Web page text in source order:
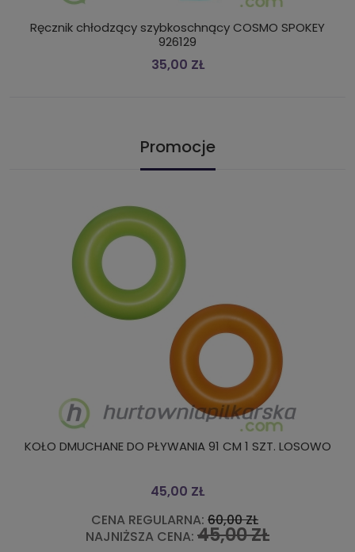
Ręcznik chłodzący szybkoschnący COSMO SPOKEY
926129
35,00 ZŁ
Promocje
KOŁO DMUCHANE DO PŁYWANIA 91 CM 1 SZT. LOSOWO
45,00 ZŁ
CENA REGULARNA: 60,00 ZŁ
NAJNIŻSZA CENA: 45,00 ZŁ